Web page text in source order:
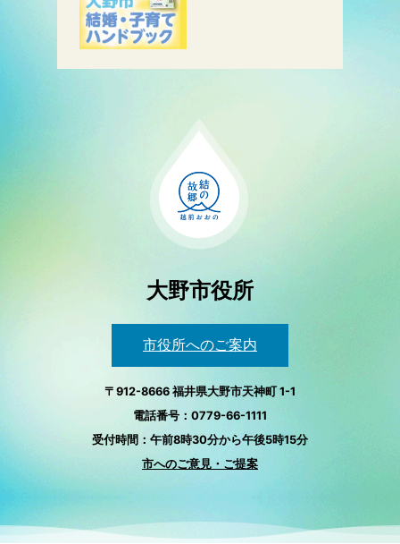
大野市役所
市役所へのご案内
〒912-8666 福井県大野市天神町 1-1
電話番号：0779-66-1111
受付時間：午前8時30分から午後5時15分
市へのご意見・ご提案